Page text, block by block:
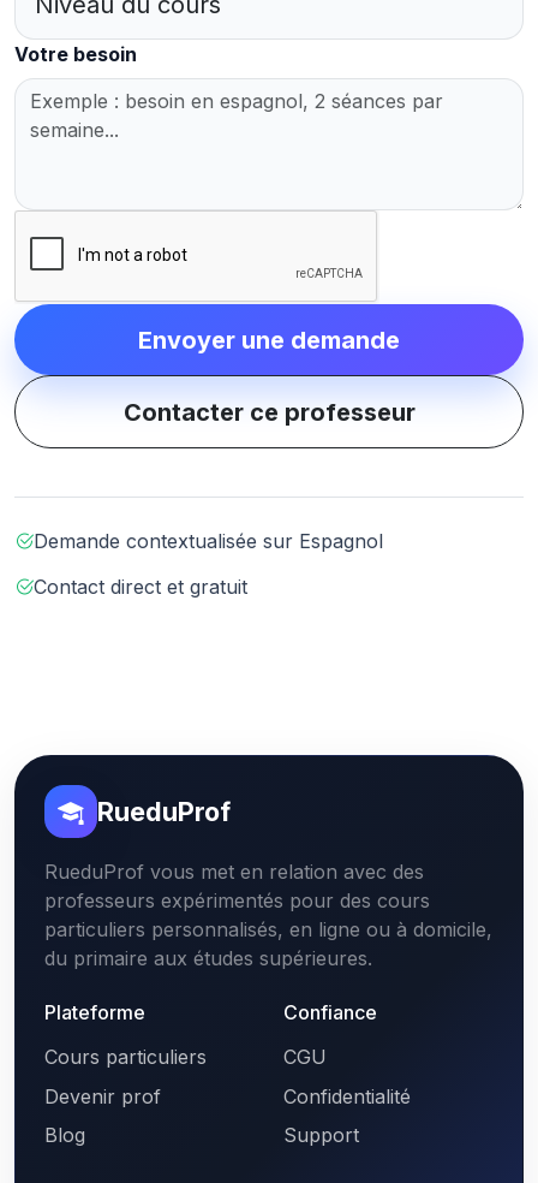
Votre besoin
Envoyer une demande
Contacter ce professeur
Demande contextualisée sur Espagnol
Contact direct et gratuit
RueduProf
RueduProf vous met en relation avec des
professeurs expérimentés pour des cours
particuliers personnalisés, en ligne ou à domicile,
du primaire aux études supérieures.
Plateforme
Cours particuliers
Devenir prof
Blog
Confiance
CGU
Confidentialité
Support